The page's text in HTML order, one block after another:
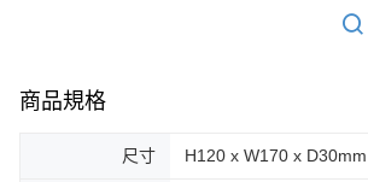
商品規格
尺寸 H120 x W170 x D30mm